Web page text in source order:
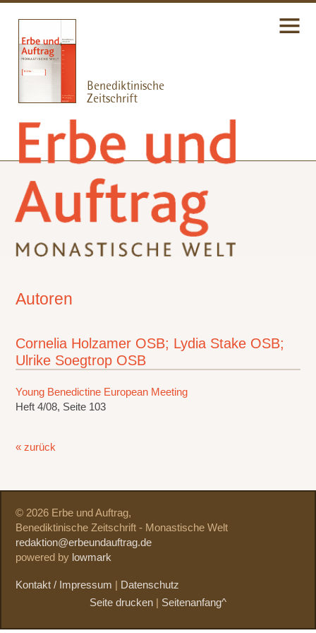
Autoren
Cornelia Holzamer OSB; Lydia Stake OSB;
Ulrike Soegtrop OSB
Young Benedictine European Meeting
Heft 4/08, Seite 103
« zurück
© 2026 Erbe und Auftrag,
Benediktinische Zeitschrift - Monastische Welt
redaktion@erbeundauftrag.de
powered by lowmark
Kontakt / Impressum
Datenschutz
Seite drucken
Seitenanfang^